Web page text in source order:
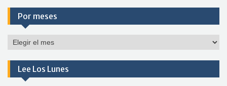
Por meses
Por
Lee Los Lunes